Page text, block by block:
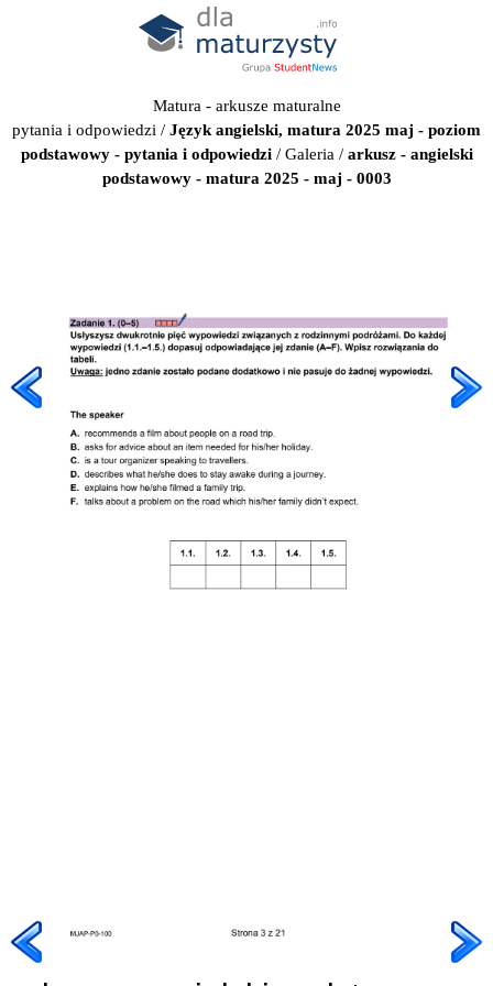
Matura - arkusze maturalne
pytania i odpowiedzi / Język angielski, matura 2025 maj - poziom
podstawowy - pytania i odpowiedzi/ Galeria / arkusz - angielski
podstawowy - matura 2025 - maj - 0003